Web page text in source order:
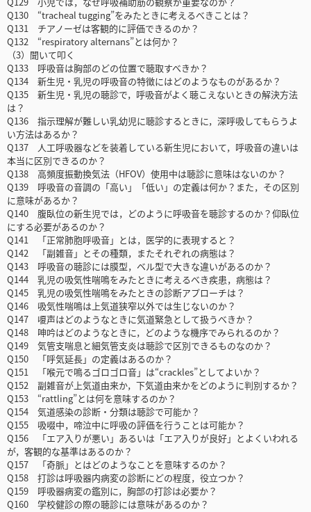
Q130 “tracheal tugging”をみたときに考えるべきことは？
Q131 チアノーゼは客観的に評価できるのか？
Q132 “respiratory alternans”とは何か？
（3）聞いて叩く
Q133 呼吸音は胸部のどの位置で聴取すべきか？
Q134 新生児・乳児の呼吸音の特徴にはどのようなものがあるか？
Q135 新生児・乳児の聴診で，呼吸音がよく聴こえないときの解決方法
は？
Q136 指示理解が難しい乳幼児に聴診するときに，深呼吸してもらうよ
い方法はあるか？
Q137 人工呼吸器などを装着している新生児において，呼吸音の違いは
本当に区別できるのか？
Q138 高頻度振動換気法（HFOV）使用中は聴診に意味はないのか？
Q139 呼吸音の音調の「高い」「低い」の定義は何か？また，その区別
に意味があるか？
Q140 腹臥位の新生児では，どのように呼吸音を聴診するのか？仰臥位
にする必要があるのか？
Q141 「正常肺胞呼吸音」とは，医学的に表現すると？
Q142 「副雑音」とその種類，またそれぞれの病態は？
Q143 呼吸音の聴診には膜型，ベル型で大きな違いがあるのか？
Q144 乳児の吸気性喘鳴をみたときに考えるべき疾患，病態は？
Q145 乳児の吸気性喘鳴をみたときの診断アプローチは？
Q146 吸気性喘鳴は上気道狭窄以外では生じないのか？
Q147 嗄声はどのようなときに気道緊急として扱うべきか？
Q148 呻吟はどのようなときに，どのような機序でみられるのか？
Q149 気管支喘息と細気管支炎は聴診で区別できるものなのか？
Q150 「呼気延長」の定義はあるのか？
Q151 「喉元で鳴るゴロゴロ音」は“crackles”としてよいか？
Q152 副雑音が上気道由来か，下気道由来かをどのように判別するか？
Q153 “rattling”とは何を意味するのか？
Q154 気道感染の診断・分類は聴診で可能か？
Q155 吸啜中，啼泣中に呼吸の評価を行うことは可能か？
Q156 「エア入りが悪い」あるいは「エア入りが良好」とよくいわれる
が，客観的な基準はあるのか？
Q157 「奇脈」とはどのようなことを意味するのか？
Q158 打診は呼吸器内病変の診断にどの程度，役立つか？
Q159 呼吸器病変の鑑別に，胸部の打診は必要か？
Q160 学校健診の際の聴診には意味があるのか？